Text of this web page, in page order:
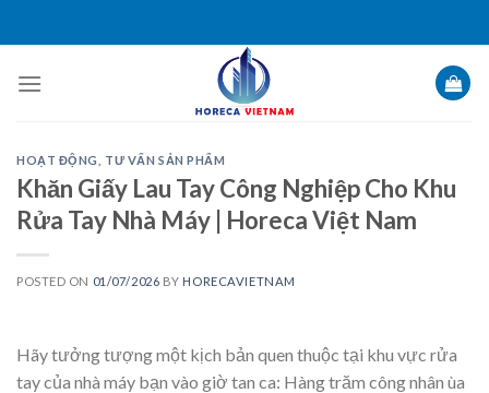
to
HOẠT ĐỘNG TƯ VẤN SẢN PHẨM
Khăn Giấy Lau Tay Công Nghiệp Cho Khu
Rửa Tay Nhà Máy | Horeca Việt Nam
POSTED ON 01/07/2026 BY HORECAVIETNAM
Hãy tưởng tượng một kịch bản quen thuộc tại khu vực rửa
tay của nhà máy bạn vào giờ tan ca: Hàng trăm công nhân ùa